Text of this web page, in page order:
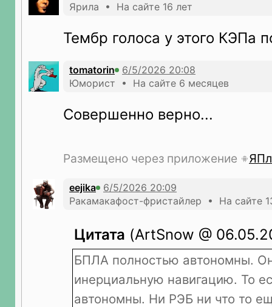
Ярила • На сайте 16 лет
Тембр голоса у этого КЭПа
tomatorin
Юморист • На сайте 6 месяцев
Совершенно верно...
Размещено через приложение
eejika
Ракамакафост-фристайлер • На сайте
Цитата (ArtSnow @
БПЛА полностью автономны.
инерциальную навигацию. То
автономны. Ни РЭБ ни что то